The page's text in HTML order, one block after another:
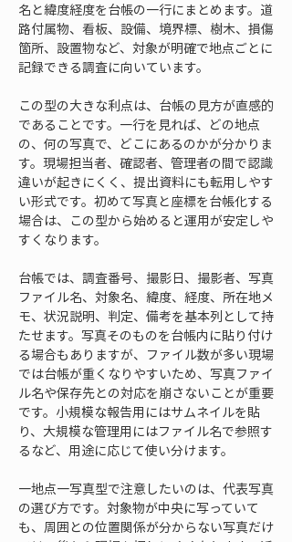
名と緯度経度を台帳の一行にまとめます。道
路付属物、看板、設備、境界標、樹木、損傷
箇所、設置物など、対象が明確で地点ごとに
記録できる調査に向いています。
この型の大きな利点は、台帳の見方が直感的
であることです。一行を見れば、どの地点
の、何の写真で、どこにあるのかが分かりま
す。現場担当者、確認者、管理者の間で認識
違いが起きにくく、提出資料にも転用しやす
い形式です。初めて写真と座標を台帳化する
場合は、この型から始めると運用が安定しや
すくなります。
台帳では、調査番号、撮影日、撮影者、写真
ファイル名、対象名、緯度、経度、所在地メ
モ、状況説明、判定、備考を基本列として持
たせます。写真そのものを台帳内に貼り付け
る場合もありますが、ファイル数が多い現場
では台帳が重くなりやすいため、写真ファイ
ル名や保存先との対応を崩さないことが重要
です。小規模な報告用にはサムネイルを貼
り、大規模な管理用にはファイル名で参照す
るなど、用途に応じて使い分けます。
一地点一写真型で注意したいのは、代表写真
の選び方です。対象物が中央に写っていて
も、周囲との位置関係が分からない写真だけ